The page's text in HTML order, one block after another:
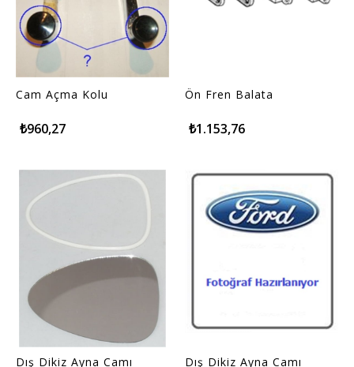
Cam Açma Kolu
₺960,27
Ön Fren Balata
₺1.153,76
Dış Dikiz Ayna Camı Dış Dikiz Ayna Camı